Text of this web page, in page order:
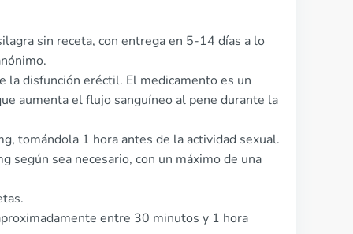
sin receta, con entrega en 5-14 días a lo
la disfunción eréctil. El medicamento es un
aumenta el flujo sanguíneo al pene durante la
tomándola 1 hora antes de la actividad sexual.
según sea necesario, con un máximo de una
entre 30 minutos y 1 hora